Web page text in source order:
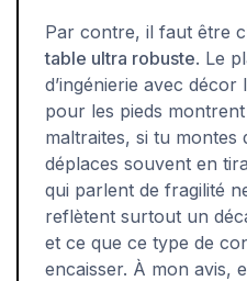
Par contre, il faut être
table ultra robuste. Le
d’ingénierie avec décor
pour les pieds
maltraites, si tu montes
déplaces souvent en
qui parlent de fragilité
reflètent surtout un
et ce que ce type de
encaisser. À mon avis,